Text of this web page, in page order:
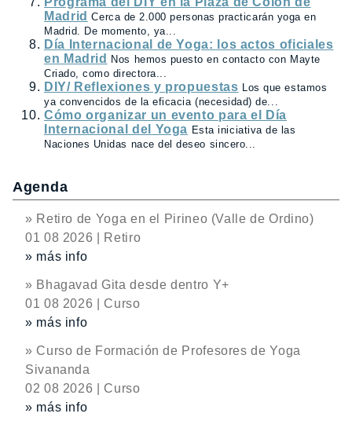
Madrid Cerca de 2.000 personas practicarán yoga en
Madrid. De momento, ya...
Día Internacional de Yoga: los actos oficiales
en Madrid
Nos hemos puesto en contacto con Mayte
Criado, como directora...
DIY/ Reflexiones y propuestas Los que estamos
ya convencidos de la eficacia (necesidad) de...
Cómo organizar un evento para el Día
Internacional del Yoga Esta iniciativa de las
Naciones Unidas nace del deseo sincero...
Agenda
» Retiro de Yoga en el Pirineo (Valle de Ordino)
01 08 2026 | Retiro
» más info
» Bhagavad Gita desde dentro Y+
01 08 2026 | Curso
» más info
» Curso de Formación de Profesores de Yoga
Sivananda
02 08 2026 | Curso
» más info